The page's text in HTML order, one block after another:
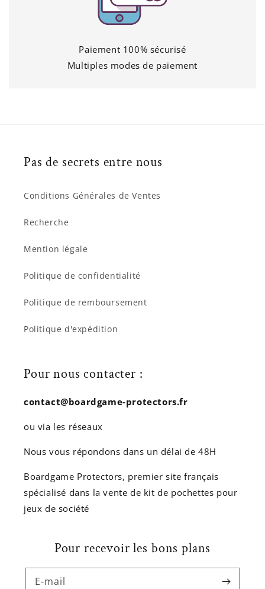
Paiement 100% sécurisé
Multiples modes de paiement
Pas de secrets entre nous
Conditions Générales de Ventes
Recherche
Mention légale
Politique de confidentialité
Politique de remboursement
Politique d'expédition
Pour nous contacter :
contact@boardgame-protectors.fr
ou via les réseaux
Nous vous répondons dans un délai de 48H
Boardgame Protectors, premier site français
spécialisé dans la vente de kit de pochettes pour
jeux de société
Pour recevoir les bons plans
E-mail